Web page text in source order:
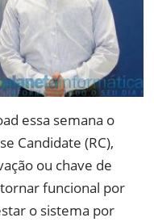
essa semana o
Candidate (RC),
ou chave de
funcional por
o sistema por